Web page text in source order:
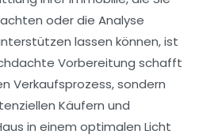
oder die Analyse
lassen können, ist
Vorbereitung schafft
Verkaufsprozess, sondern
Käufern und
in einem optimalen Licht